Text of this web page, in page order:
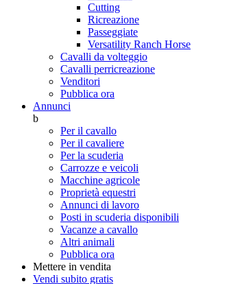
Cutting
Ricreazione
Passeggiate
Versatility Ranch Horse
Cavalli da volteggio
Cavalli perricreazione
Venditori
Pubblica ora
Annunci
b
Per il cavallo
Per il cavaliere
Per la scuderia
Carrozze e veicoli
Macchine agricole
Proprietà equestri
Annunci di lavoro
Posti in scuderia disponibili
Vacanze a cavallo
Altri animali
Pubblica ora
Mettere in vendita
Vendi subito gratis